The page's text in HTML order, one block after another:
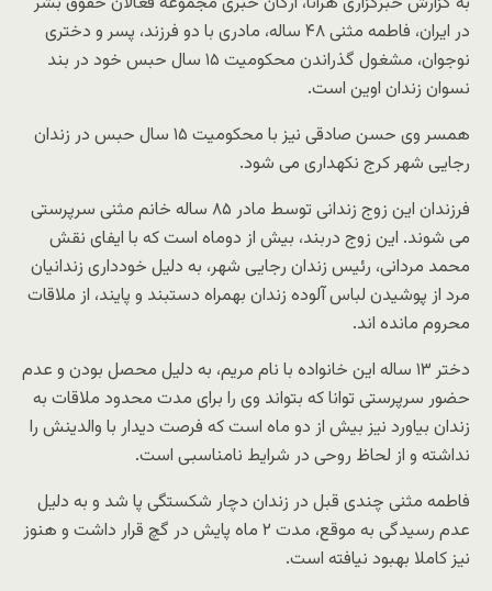
در ایران، فاطمه مثنی ۴۸ ساله، مادری با دو فرزند، پسر و دختری
نوجوان، مشغول گذراندن محکومیت ۱۵ سال حبس خود در بند
نسوان زندان اوین است.
همسر وی حسن صادقی نیز با محکومیت ۱۵ سال حبس در زندان
رجایی شهر کرج نکهداری می شود.
فرزندان این زوج زندانی توسط مادر ۸۵ ساله خانم مثنی سرپرستی
می شوند. این زوج دربند، بیش از دوماه است که با ایفای نقش
محمد مردانی، رئیس زندان رجایی شهر، به دلیل خودداری زندانیان
مرد از پوشیدن لباس آلوده زندان بهمراه دستبند و پایند، از ملاقات
محروم مانده اند.
دختر ۱۳ ساله این خانواده با نام مریم، به دلیل محصل بودن و عدم
حضور سرپرستی توانا که بتواند وی را برای مدت محدود ملاقات به
زندان بیاورد نیز بیش از دو ماه است که فرصت دیدار با والدینش را
نداشته و از لحاظ روحی در شرایط نامناسبی است.
فاطمه مثنی چندی قبل در زندان دچار شکستگی پا شد و به دلیل
عدم رسیدگی به موقع، مدت ۲ ماه پایش در گچ قرار داشت و هنوز
نیز کاملا بهبود نیافته است.